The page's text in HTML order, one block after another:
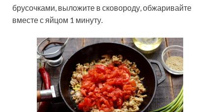
брусочками, выложите в сковороду, обжаривайте
вместе с яйцом 1 минуту.